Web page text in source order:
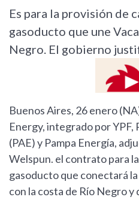
Es para la provisión de
gasoducto que une
Negro. El gobierno
Buenos Aires, 26 enero
Energy, integrado por YPF,
(PAE) y Pampa Energía,
Welspun. el contrato para
gasoducto que conectará
con la costa de Río Negro